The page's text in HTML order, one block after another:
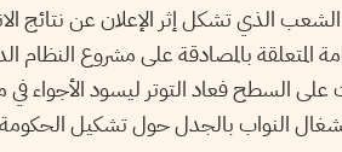
الذي تشكل إثر الإعلان عن نتائج
المتعلقة بالمصادقة على مشروع
السطح فعاد التوتر ليسود الأجواء
النواب بالجدل حول تشكيل الحكومة